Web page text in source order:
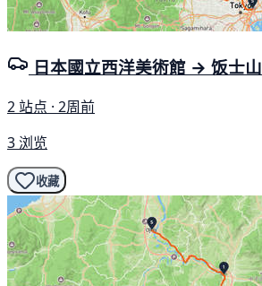
日本國立西洋美術館 → 饭士山
2 站点 · 2周前
3 浏览
收藏